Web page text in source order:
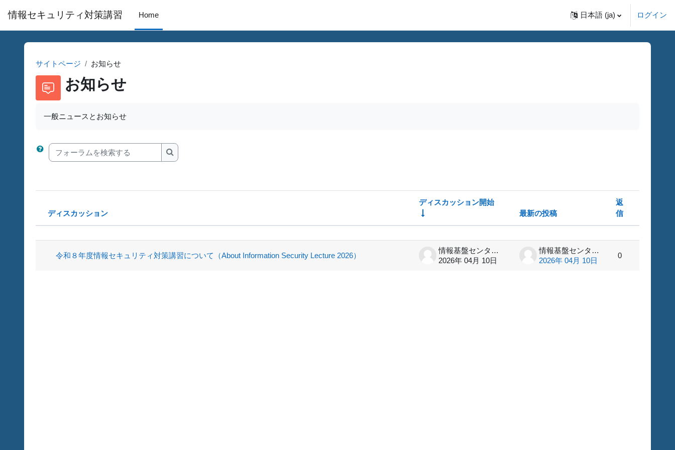
情報セキュリティ対策講習 Home 日本語 ‎(ja)‎ ログイン
サイトページ お知らせ
お知らせ
一般ニュースとお知らせ
フォーラムを検索する
フォーラムを検索する
ステータス
ディスカッション
ディスカッション開始
最新の投稿
返
信
操作
令和８年度情報セキュリティ対策講習について（About Information Security Lecture 2026）
情報基盤センター 管理者
2026年 04月 10日
情報基盤センター 管理者
2026年 04月 10日
0